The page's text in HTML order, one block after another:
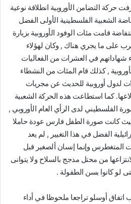
حركة التضامن الأوروبية انطلاقة نوعية
الشعبية الفلسطينية الأولى الفضل
قامت مئات الوفود الأوروبية بزيارة
على ما يجري هناك , وكان لهؤلاء
شهاداتهم في العشرات من الفعاليات
, كذلك قام المئات من النشطاء
لدول أوروبية للحديث عن مجريات
كما استطاعت هذه الحركة الشعبية
الفلسطيني لدى الرأي العام الأوروبي ,
كانت صورة الطفل فارس عودة حاملا
الفضل في هذا التغيير , لم يعد
وإنما إنسان ألصغير قبل
من محتل مدجج بالسلاح ولا يتوانى
لو كانوا بسن الطفولة .
أوسلو تراجعا ملحوظا في أداء